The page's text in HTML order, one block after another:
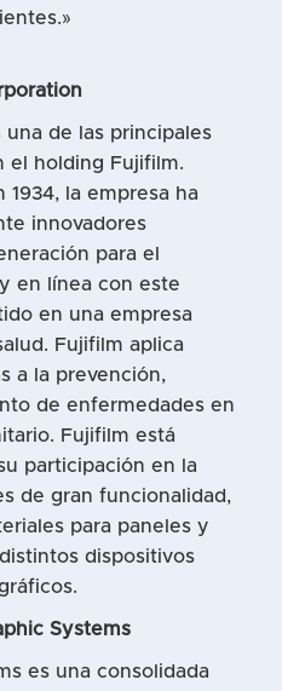
sus clientes.»
de las principales
el holding Fujifilm.
1934, la empresa ha
innovadores
para el
en línea con este
en una empresa
Fujifilm aplica
a la prevención,
de enfermedades en
Fujifilm está
participación en la
de gran funcionalidad,
para paneles y
dispositivos
Systems
es una consolidada